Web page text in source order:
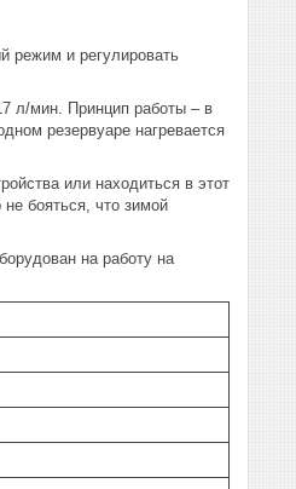
режим и регулировать
л/мин. Принцип работы – в
резервуаре нагревается
или находиться в этот
бояться, что зимой
на работу на